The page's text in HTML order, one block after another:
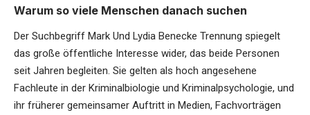
Warum so viele Menschen danach suchen
Der Suchbegriff Mark Und Lydia Benecke Trennung spiegelt
das große öffentliche Interesse wider, das beide Personen
seit Jahren begleiten. Sie gelten als hoch angesehene
Fachleute in der Kriminalbiologie und Kriminalpsychologie, und
ihr früherer gemeinsamer Auftritt in Medien, Fachvorträgen